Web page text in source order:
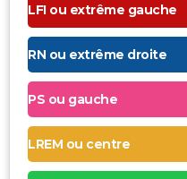
LFI ou extrême gauche
RN ou extrême droite
PS ou gauche
LREM ou centre